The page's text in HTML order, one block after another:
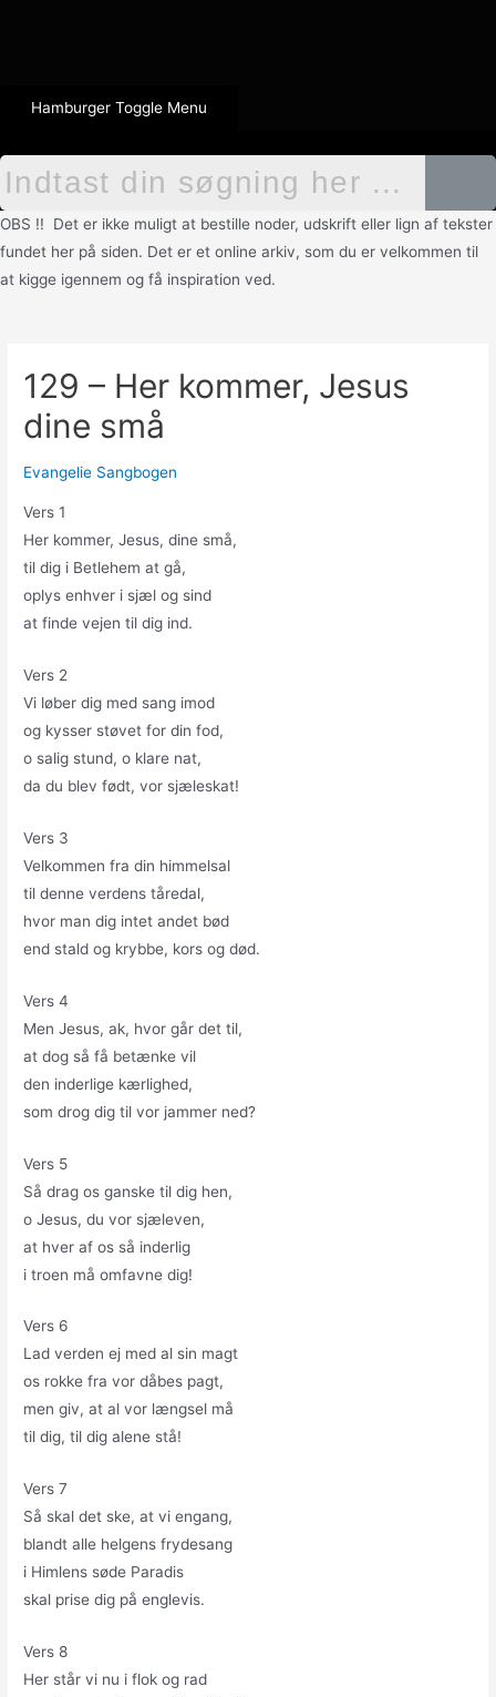
Hamburger Toggle Menu
OBS !! Det er ikke muligt at bestille noder, udskrift eller lign af tekster
fundet her på siden. Det er et online arkiv, som du er velkommen til
at kigge igennem og få inspiration ved.
129 – Her kommer, Jesus
dine små
Evangelie Sangbogen
Vers 1
Her kommer, Jesus, dine små,
til dig i Betlehem at gå,
oplys enhver i sjæl og sind
at finde vejen til dig ind.
Vers 2
Vi løber dig med sang imod
og kysser støvet for din fod,
o salig stund, o klare nat,
da du blev født, vor sjæleskat!
Vers 3
Velkommen fra din himmelsal
til denne verdens tåredal,
hvor man dig intet andet bød
end stald og krybbe, kors og død.
Vers 4
Men Jesus, ak, hvor går det til,
at dog så få betænke vil
den inderlige kærlighed,
som drog dig til vor jammer ned?
Vers 5
Så drag os ganske til dig hen,
o Jesus, du vor sjæleven,
at hver af os så inderlig
i troen må omfavne dig!
Vers 6
Lad verden ej med al sin magt
os rokke fra vor dåbes pagt,
men giv, at al vor længsel må
til dig, til dig alene stå!
Vers 7
Så skal det ske, at vi engang,
blandt alle helgens frydesang
i Himlens søde Paradis
skal prise dig på englevis.
Vers 8
Her står vi nu i flok og rad